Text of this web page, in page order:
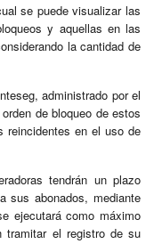
se puede visualizar las
y aquellas en las
la cantidad de
administrado por el
de bloqueo de estos
reincidentes en el uso de
tendrán un plazo
sus abonados, mediante
ejecutará como máximo
tramitar el registro de su